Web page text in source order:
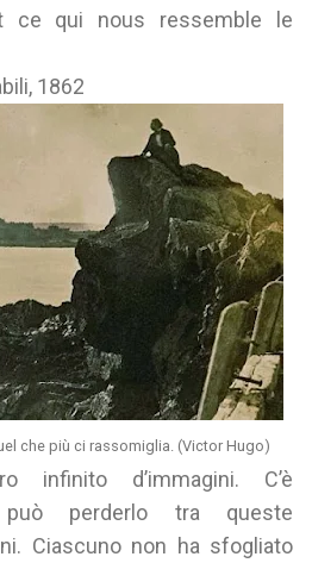
ce qui nous ressemble le
1862
che più ci rassomiglia. (Victor Hugo)
infinito d’immagini. C’è
può perderlo tra queste
Ciascuno non ha sfogliato